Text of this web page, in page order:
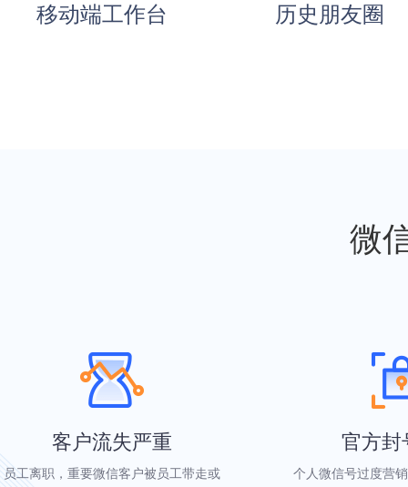
移动端工作台 历史朋友圈
微
客户流失严重
员工离职，重要微信客户被员工带走或
官方封
个人微信号过度营